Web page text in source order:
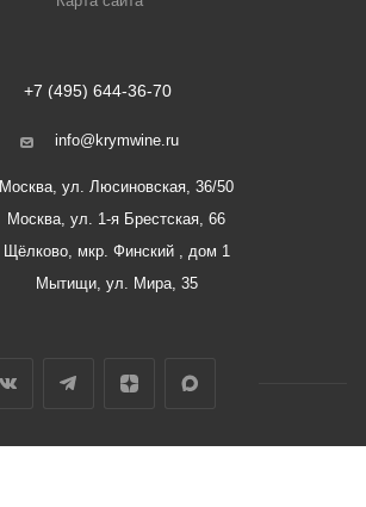
+7 (495) 644-36-70
info@krymwine.ru
Москва, ул. Люсиновская, 36/50
Москва, ул. 1-я Брестская, 66
Щёлково, мкр. Финский , дом 1
Мытищи, ул. Мира, 35